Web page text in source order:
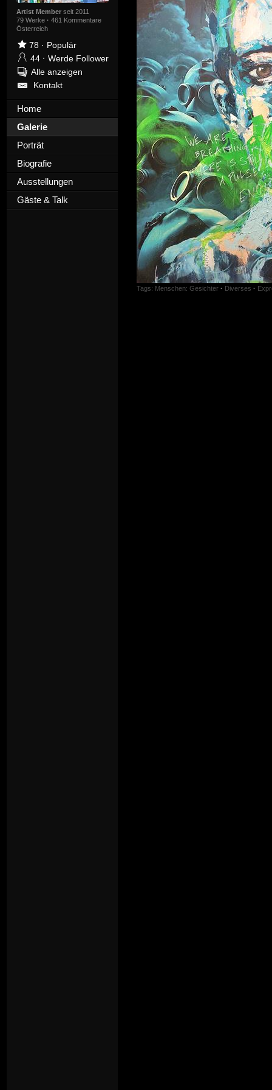
Artist Memberseit 2011
79 Werke · 461 Kommentare
Österreich
78· Populär
44 · Werde Follower
Alle anzeigen
Kontakt
Home
Galerie
Porträt
Biografie
Ausstellungen
Gäste & Talk
Tags: Menschen: Gesichter · Diverses ·